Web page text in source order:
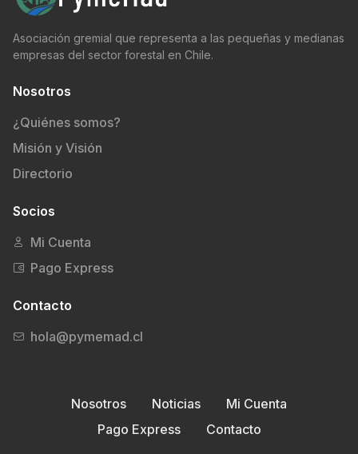
Asociación gremial que representa a las pequeñas y medianas
empresas del sector forestal en Chile.
Nosotros
¿Quiénes somos?
Misión y Visión
Directorio
Socios
Mi Cuenta
Pago Express
Contacto
hola@pymemad.cl
Nosotros Noticias
Mi Cuenta
Pago Express
Contacto